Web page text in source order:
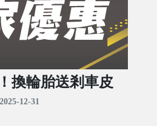
換輪胎送剎車皮
12-31